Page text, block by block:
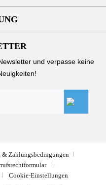
und verpasse keine
& Zahlungsbedingungen
Cookie-Einstellungen